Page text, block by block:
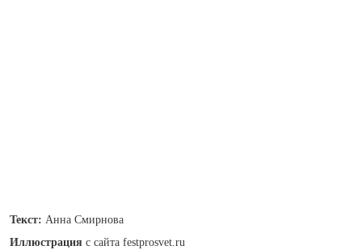
Текст: Анна Смирнова
Иллюстрация с сайта festprosvet.ru